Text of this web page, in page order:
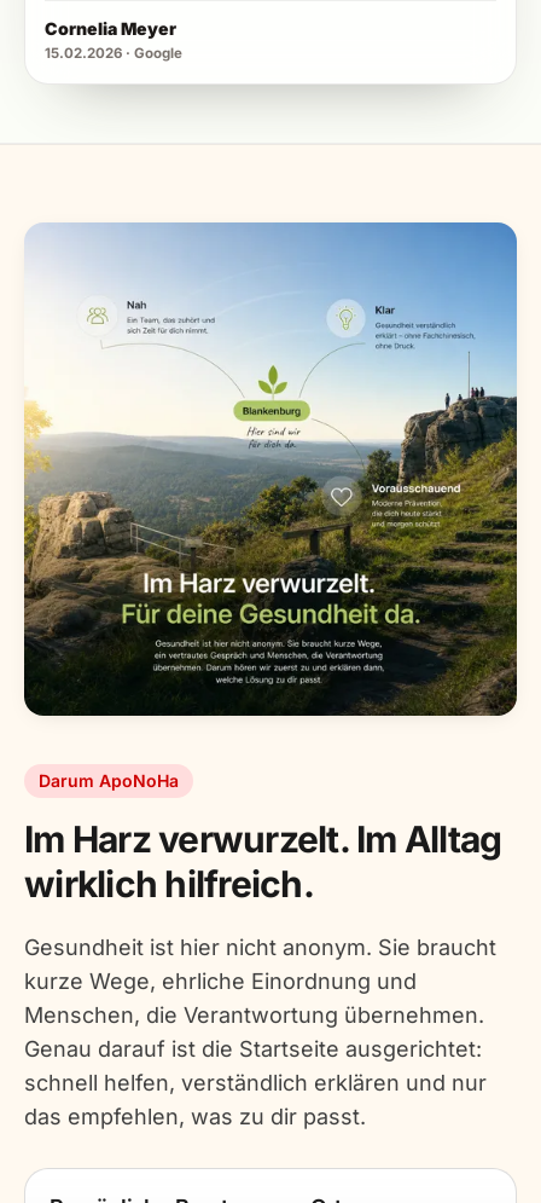
Cornelia Meyer
15.02.2026 · Google
Darum ApoNoHa
Im Harz verwurzelt. Im Alltag
wirklich hilfreich.
Gesundheit ist hier nicht anonym. Sie braucht
kurze Wege, ehrliche Einordnung und
Menschen, die Verantwortung übernehmen.
Genau darauf ist die Startseite ausgerichtet:
schnell helfen, verständlich erklären und nur
das empfehlen, was zu dir passt.